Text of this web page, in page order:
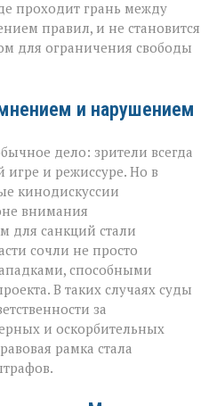
проходит грань между
правил, и не становится
для ограничения свободы
и нарушением
дело: зрители всегда
игре и режиссуре. Но в
кинодискуссии
внимания
для санкций стали
сочли не просто
способными
В таких случаях суды
за
и оскорбительных
рамка стала